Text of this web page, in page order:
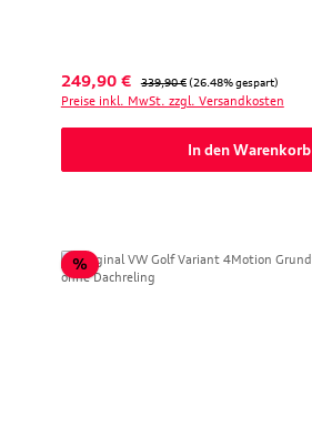
Verkaufspreis:
249,90 € Regulärer Preis:
339,90 € (26.48% gespart)
Preise inkl. MwSt. zzgl. Versandkosten
In den Warenkorb
%Rabatt